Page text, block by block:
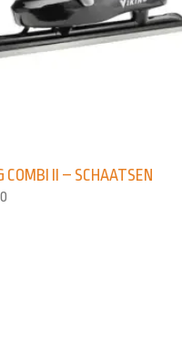
COMBI II – SCHAATSEN